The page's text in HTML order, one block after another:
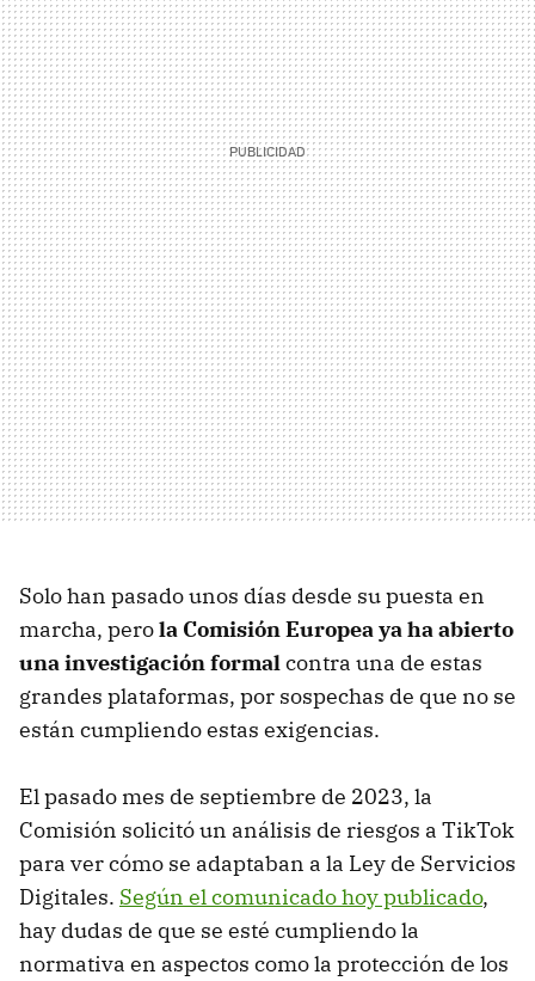
Solo han pasado unos días desde su puesta en
marcha, perola Comisión Europea ya ha abierto
una investigación formalcontra una de estas
grandes plataformas, por sospechas de que no se
están cumpliendo estas exigencias.
El pasado mes de septiembre de 2023, la
Comisión solicitó un análisis de riesgos a TikTok
para ver cómo se adaptaban a la Ley de Servicios
Digitales. Según el comunicado hoy publicado,
hay dudas de que se esté cumpliendo la
normativa en aspectos como la protección de los